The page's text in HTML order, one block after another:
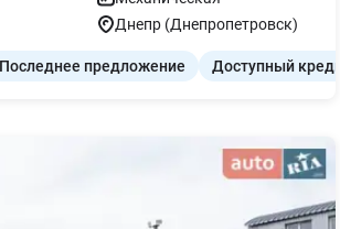
Днепр (Днепропетровск)
Последнее предложение Доступный